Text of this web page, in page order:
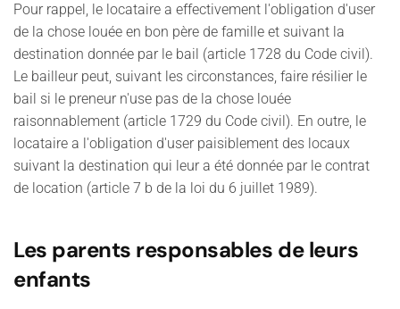
Pour rappel, le locataire a effectivement l'obligation d'user
de la chose louée en bon père de famille et suivant la
destination donnée par le bail (article 1728 du Code civil).
Le bailleur peut, suivant les circonstances, faire résilier le
bail si le preneur n'use pas de la chose louée
raisonnablement (article 1729 du Code civil). En outre, le
locataire a l'obligation d'user paisiblement des locaux
suivant la destination qui leur a été donnée par le contrat
de location (article 7 b de la loi du 6 juillet 1989).
Les parents responsables de leurs
enfants